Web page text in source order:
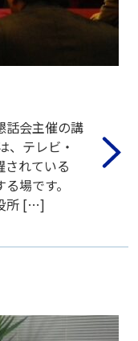
話会主催の講
テレビ・
されている
る場です。
所 […]